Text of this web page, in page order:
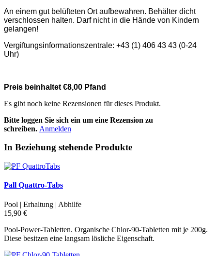
An einem gut belüfteten Ort aufbewahren. Behälter dicht
verschlossen halten. Darf nicht in die Hände von Kindern
gelangen!
Vergiftungsinformationszentrale: +43 (1) 406 43 43 (0-24
Uhr)
Preis beinhaltet €8,00 Pfand
Es gibt noch keine Rezensionen für dieses Produkt.
Bitte loggen Sie sich ein um eine Rezension zu
schreiben. Anmelden
In Beziehung stehende Produkte
Pall Quattro-Tabs
Pool | Erhaltung | Abhilfe
15,90 €
Pool-Power-Tabletten. Organische Chlor-90-Tabletten mit je 200g.
Diese besitzen eine langsam lösliche Eigenschaft.